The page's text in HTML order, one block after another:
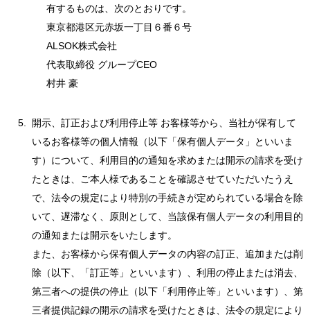
有するものは、次のとおりです。
東京都港区元赤坂一丁目６番６号
ALSOK株式会社
代表取締役 グループCEO
村井 豪
開示、訂正および利用停止等 お客様等から、当社が保有して
いるお客様等の個人情報（以下「保有個人データ」といいま
す）について、利用目的の通知を求めまたは開示の請求を受け
たときは、ご本人様であることを確認させていただいたうえ
で、法令の規定により特別の手続きが定められている場合を除
いて、遅滞なく、原則として、当該保有個人データの利用目的
の通知または開示をいたします。
また、お客様から保有個人データの内容の訂正、追加または削
除（以下、「訂正等」といいます）、利用の停止または消去、
第三者への提供の停止（以下「利用停止等」といいます）、第
三者提供記録の開示の請求を受けたときは、法令の規定により